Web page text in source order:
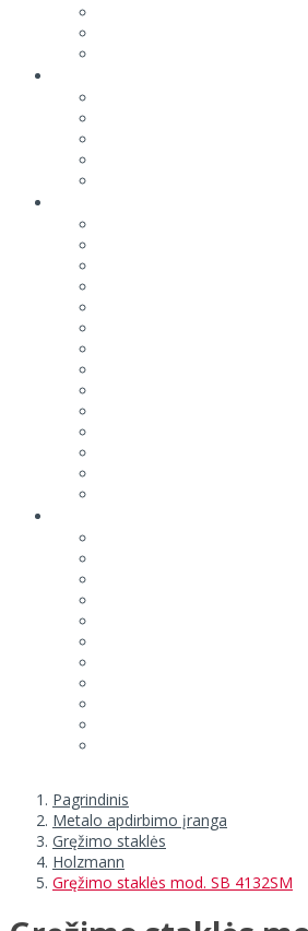
Pagrindinis
Metalo apdirbimo įranga
Gręžimo staklės
Holzmann
Gręžimo staklės mod. SB 4132SM